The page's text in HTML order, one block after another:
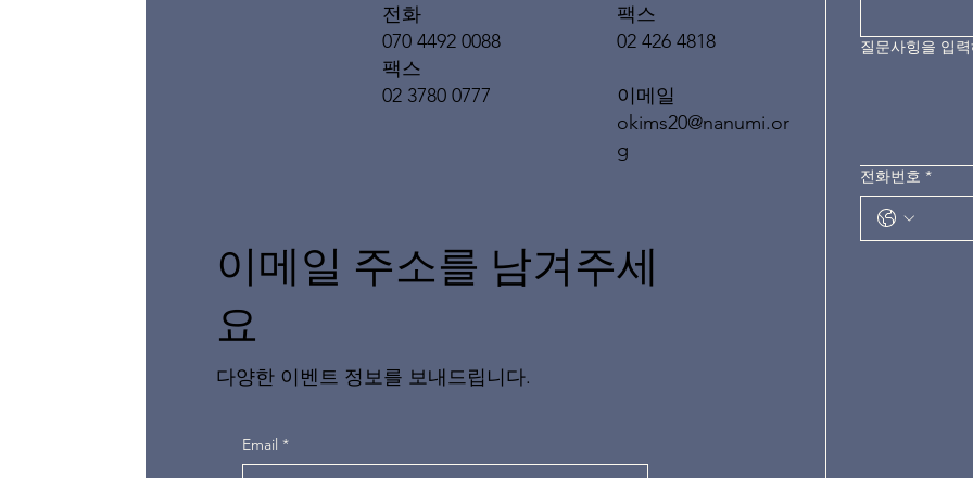
전화
070 4492 0088
팩스
02 3780 0777
팩스
02 426 4818
이메일
okims20@nanumi.or
g
이메일 주소를 남겨주세
요
다양한 이벤트 정보를 보내드립니다.
Email *
질문사힝을 입
전화번호 *